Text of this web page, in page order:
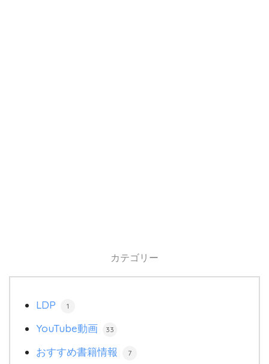
カテゴリー
LDP 1
YouTube動画 33
おすすめ書籍情報 7